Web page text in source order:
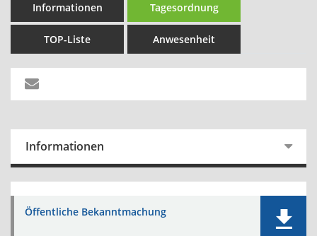
Informationen Tagesordnung
TOP-Liste Anwesenheit
Informationen
Öffentliche Bekanntmachung